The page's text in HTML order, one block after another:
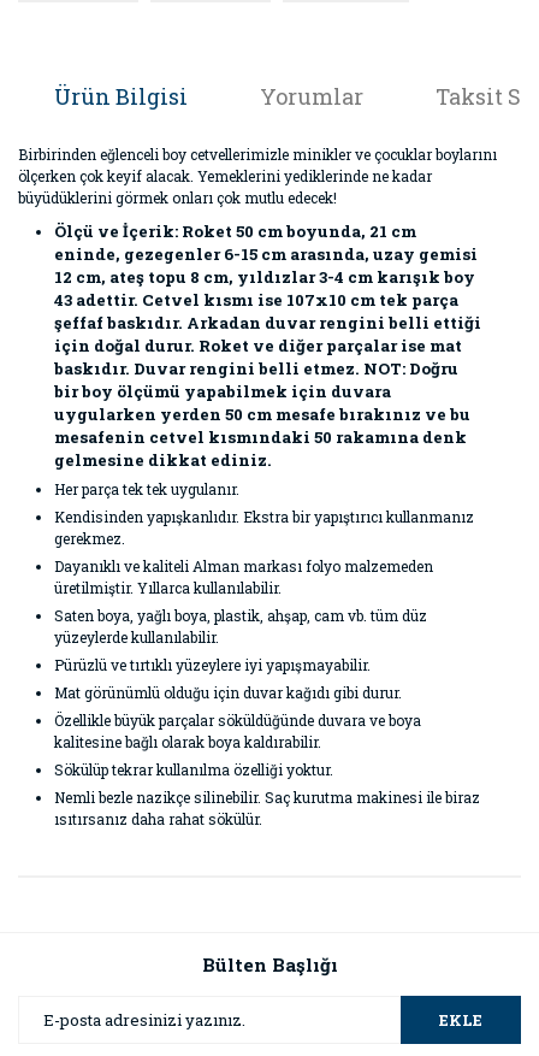
Ürün Bilgisi Yorumlar Taksit
Birbirinden eğlenceli boy cetvellerimizle minikler ve çocuklar boylarını
ölçerken çok keyif alacak. Yemeklerini yediklerinde ne kadar
büyüdüklerini görmek onları çok mutlu edecek!
Ölçü ve İçerik: Roket 50 cm boyunda, 21 cm
eninde, gezegenler 6-15 cm arasında, uzay gemisi
12 cm, ateş topu 8 cm, yıldızlar 3-4 cm karışık boy
43 adettir. Cetvel kısmı ise 107x10 cm tek parça
şeffaf baskıdır. Arkadan duvar rengini belli ettiği
için doğal durur. Roket ve diğer parçalar ise mat
baskıdır. Duvar rengini belli etmez. NOT: Doğru
bir boy ölçümü yapabilmek için duvara
uygularken yerden 50 cm mesafe bırakınız ve bu
mesafenin cetvel kısmındaki 50 rakamına denk
gelmesine dikkat ediniz.
Her parça tek tek uygulanır.
Kendisinden yapışkanlıdır. Ekstra bir yapıştırıcı kullanmanız
gerekmez.
Dayanıklı ve kaliteli Alman markası folyo malzemeden
üretilmiştir. Yıllarca kullanılabilir.
Saten boya, yağlı boya, plastik, ahşap, cam vb. tüm düz
yüzeylerde kullanılabilir.
Pürüzlü ve tırtıklı yüzeylere iyi yapışmayabilir.
Mat görünümlü olduğu için duvar kağıdı gibi durur.
Özellikle büyük parçalar söküldüğünde duvara ve boya
kalitesine bağlı olarak boya kaldırabilir.
Sökülüp tekrar kullanılma özelliği yoktur.
Nemli bezle nazikçe silinebilir. Saç kurutma makinesi ile biraz
ısıtırsanız daha rahat sökülür.
Görüş ve önerileriniz için teşekkür ederiz.
Ürün resmi kalitesiz, bozuk veya görüntülenemiyor.
Bülten Başlığı
EKLE